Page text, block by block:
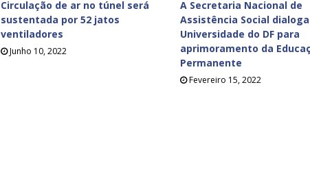
Circulação de ar no túnel será
sustentada por 52 jatos
ventiladores
Junho 10, 2022
A Secretaria Nacional de
Assistência Social
Universidade do DF para
aprimoramento da
Permanente
Fevereiro 15, 2022